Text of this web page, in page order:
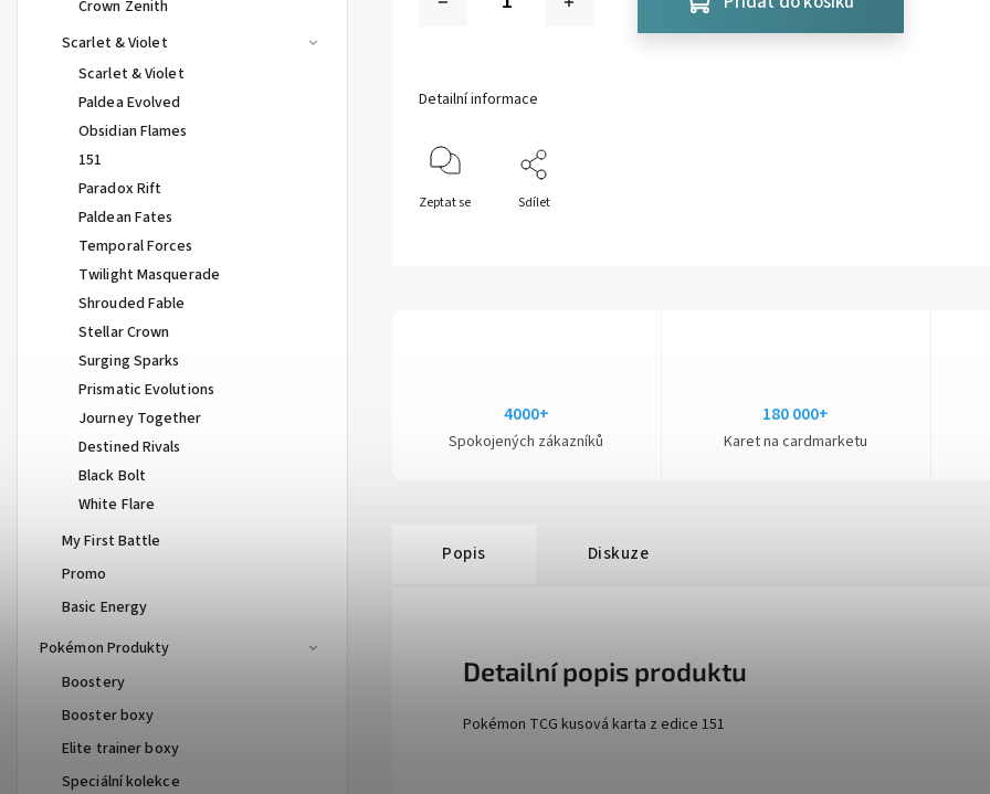
Crown Zenith
Scarlet & Violet
Scarlet & Violet
Paldea Evolved
Obsidian Flames
151
Paradox Rift
Paldean Fates
Temporal Forces
Twilight Masquerade
Shrouded Fable
Stellar Crown
Surging Sparks
Prismatic Evolutions
Journey Together
Destined Rivals
Black Bolt
White Flare
My First Battle
Promo
Basic Energy
Pokémon Produkty
Boostery
Booster boxy
Elite trainer boxy
Speciální kolekce
Detailní informace
Zeptat se Sdílet
4000+
Spokojených zákazníků
180 000+
Karet na cardmarketu
Popis Diskuze
Detailní popis produktu
Pokémon TCG kusová karta z edice 151